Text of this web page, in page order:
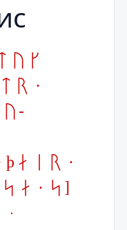
·
·
· s]